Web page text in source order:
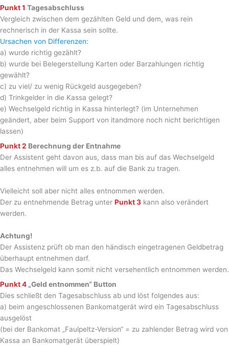
Punkt 1 Tagesabschluss
Vergleich zwischen dem gezählten Geld und dem, was rein
rechnerisch in der Kassa sein sollte.
Ursachen von Differenzen:
a) wurde richtig gezählt?
b) wurde bei Belegerstellung Karten oder Barzahlungen richtig
gewählt?
c) zu viel/ zu wenig Rückgeld ausgegeben?
d) Trinkgelder in die Kassa gelegt?
e) Wechselgeld richtig in Kassa hinterlegt? (im Unternehmen
geändert, aber beim Support von itandmore noch nicht berichtigen
lassen)
Punkt 2 Berechnung der Entnahme
Der Assistent geht davon aus, dass man bis auf das Wechselgeld
alles entnehmen will um es z.b. auf die Bank zu tragen.
Vielleicht soll aber nicht alles entnommen werden.
Der zu entnehmende Betrag unter Punkt 3 kann also verändert
werden.
Achtung!
Der Assistenz prüft ob man den händisch eingetragenen Geldbetrag
überhaupt entnehmen darf.
Das Wechselgeld kann somit nicht versehentlich entnommen werden.
Punkt 4 „Geld entnommen“ Button
Dies schließt den Tagesabschluss ab und löst folgendes aus:
a) beim angeschlossenen Bankomatgerät wird ein Tagesabschluss
ausgelöst
(bei der Bankomat „Faulpeltz-Version“ = zu zahlender Betrag wird von
Kassa an Bankomatgerät überspielt)